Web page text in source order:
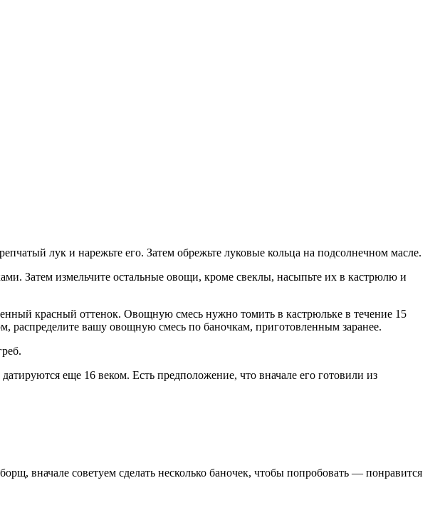
лук и нарежьте его. Затем обрежьте луковые кольца на подсолнечном масле.
Затем измельчите остальные овощи, кроме свеклы, насыпьте их в кастрюлю и
красный оттенок. Овощную смесь нужно томить в кастрюльке в течение 15
распределите вашу овощную смесь по баночкам, приготовленным заранее.
еще 16 веком. Есть предположение, что вначале его готовили из
вначале советуем сделать несколько баночек, чтобы попробовать — понравится